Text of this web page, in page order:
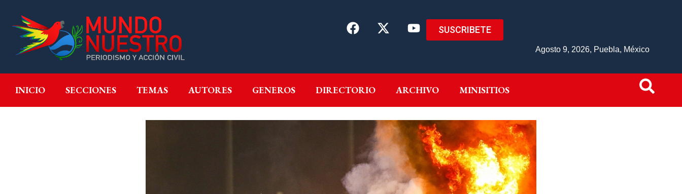
SUSCRIBETE
Agosto 9, 2026, Puebla, México
INICIO SECCIONES TEMAS AUTORES GENEROS DIRECTORIO ARCHIVO MINISITIOS
INICIO SECCIONES GENEROS DIRECTORIO ARCHIVO MINISITIOS